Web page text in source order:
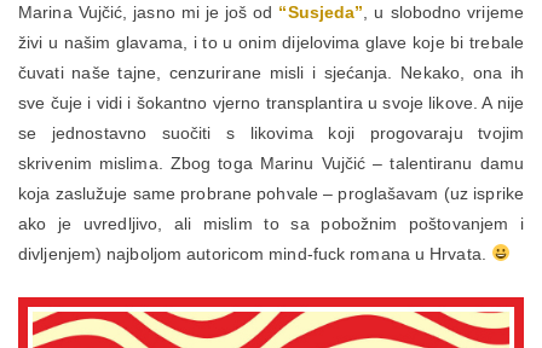
Marina Vujčić, jasno mi je još od “Susjeda” , u slobodno vrijeme
živi u našim glavama, i to u onim dijelovima glave koje bi trebale
čuvati naše tajne, cenzurirane misli i sjećanja. Nekako, ona ih
sve čuje i vidi i šokantno vjerno transplantira u svoje likove. A nije
se jednostavno suočiti s likovima koji progovaraju tvojim
skrivenim mislima. Zbog toga Marinu Vujčić – talentiranu damu
koja zaslužuje same probrane pohvale – proglašavam (uz isprike
ako je uvredljivo, ali mislim to sa pobožnim poštovanjem i
divljenjem) najboljom autoricom mind-fuck romana u Hrvata.